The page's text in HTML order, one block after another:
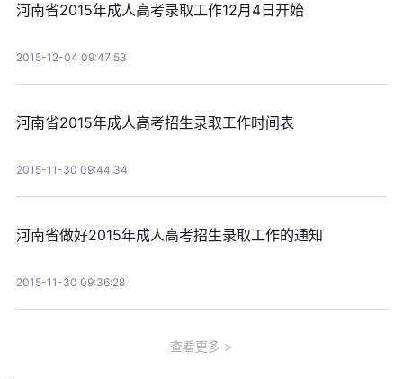
河南省2015年成人高考录取工作12月4日开始
2015-12-04 09:47:53
河南省2015年成人高考招生录取工作时间表
2015-11-30 09:44:34
河南省做好2015年成人高考招生录取工作的通知
2015-11-30 09:36:28
查看更多